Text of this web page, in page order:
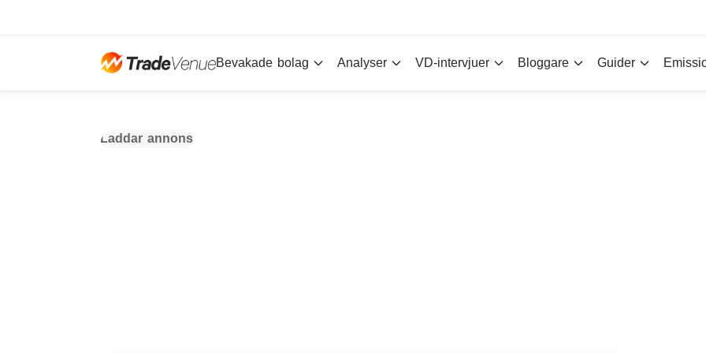
Bevakade bolag Analyser VD-intervjuer Bloggare Guider
Laddar annons